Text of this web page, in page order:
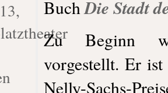
BuchDie Stadt
Zu Beginn
vorgestellt. Er
Nelly-Sachs-